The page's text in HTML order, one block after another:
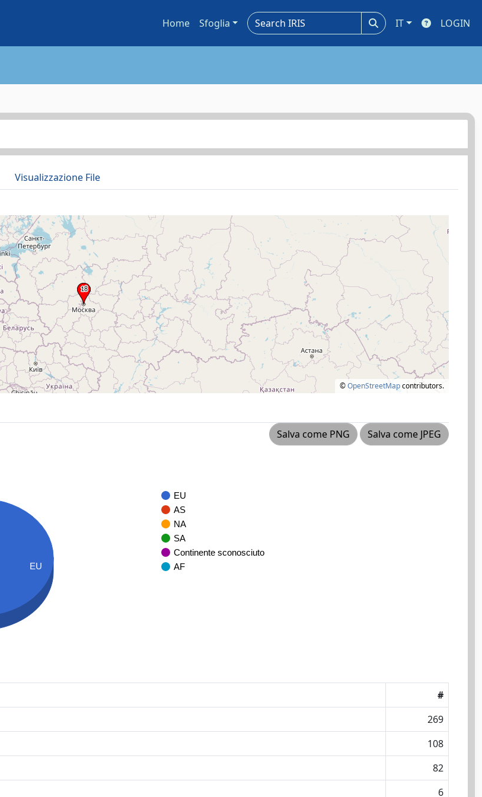
Home Sfoglia IT LOGIN
Visualizzazione File
©OpenStreetMapcontributors.
Salva come PNG
Salva come JPEG
EU
AS
NA
SA
Continente sconosciuto
AF
EU
#
269
108
82
6